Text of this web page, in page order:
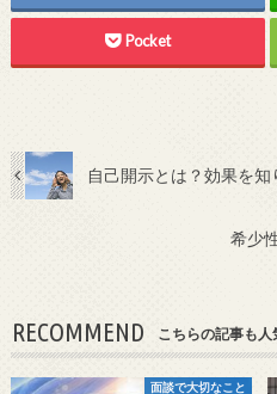
Pocket
自己開示とは？効果を知
希少
RECOMMEND こちらの記事も人
面談で大切なこと